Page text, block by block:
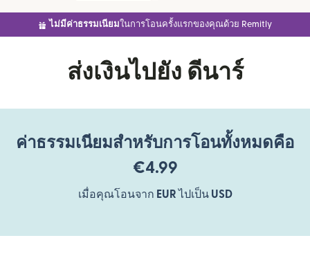
ไม่มีค่าธรรมเนียมในการโอนครั้งแรกของคุณด้วย Remitly
ส่งเงินไปยัง ดีนาร์
ค่าธรรมเนียมสำหรับการโอนทั้งหมดคือ
€4.99
เมื่อคุณโอนจาก EURไปเป็น USD